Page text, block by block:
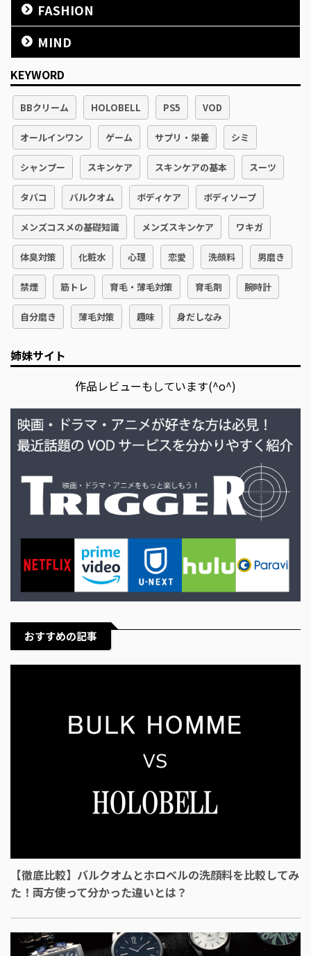
FASHION
MIND
KEYWORD
BBクリーム HOLOBELL PS5 VOD
オールインワン ゲーム サプリ・栄養 シミ
シャンプー スキンケア スキンケアの基本 スーツ
タバコ バルクオム ボディケア ボディソープ
メンズコスメの基礎知識 メンズスキンケア ワキガ
体臭対策 化粧水 心理 恋愛 洗顔料 男磨き
禁煙 筋トレ 育毛・薄毛対策 育毛剤 腕時計
自分磨き 薄毛対策 趣味 身だしなみ
姉妹サイト
作品レビューもしています(^o^)
おすすめの記事
【徹底比較】バルクオムとホロベルの洗顔料を比較してみ
た！両方使って分かった違いとは？